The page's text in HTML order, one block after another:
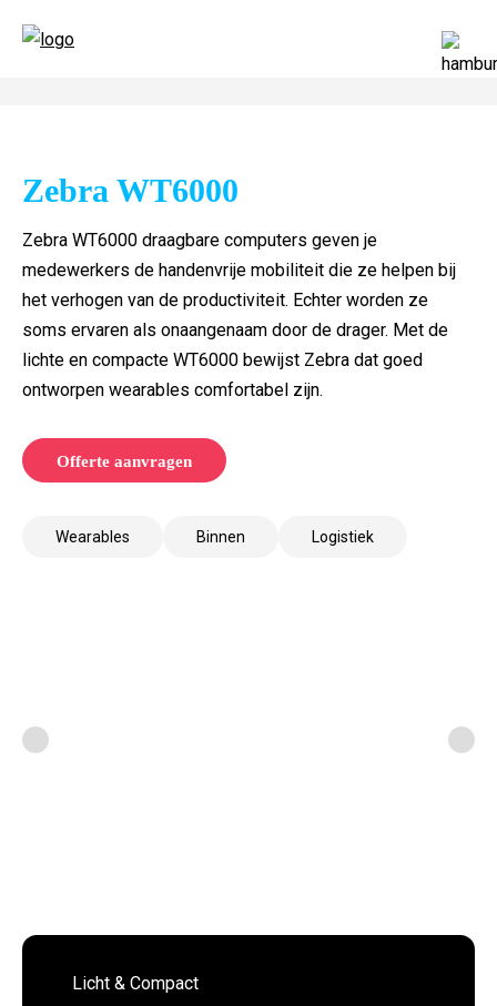
Licht & Compact
Zebra WT6000
Zebra WT6000 draagbare computers geven je
medewerkers de handenvrije mobiliteit die ze helpen bij
het verhogen van de productiviteit. Echter worden ze
soms ervaren als onaangenaam door de drager. Met de
lichte en compacte WT6000 bewijst Zebra dat goed
ontworpen wearables comfortabel zijn.
Offerte aanvragen
Wearables Binnen Logistiek